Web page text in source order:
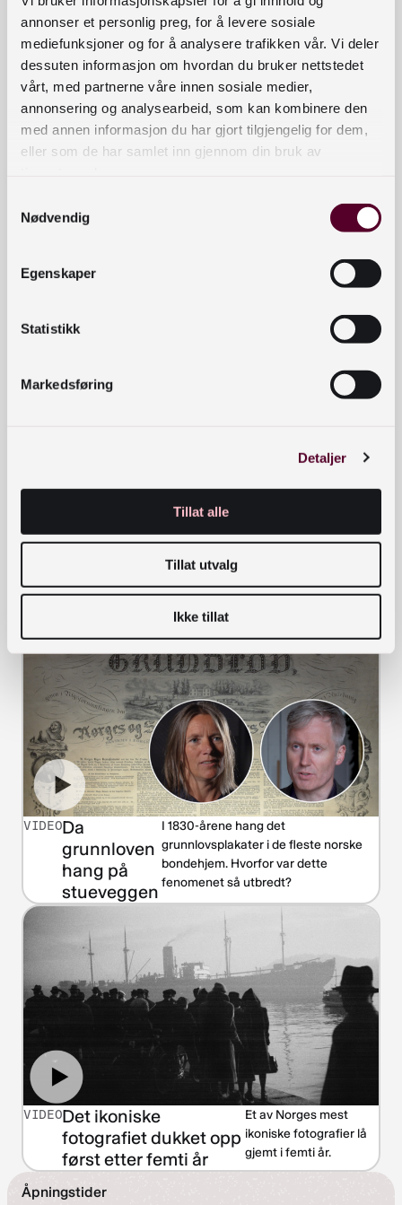
annonser et personlig preg, for å levere sosiale
mediefunksjoner og for å analysere trafikken vår. Vi deler
dessuten informasjon om hvordan du bruker nettstedet
vårt, med partnerne våre innen sosiale medier,
annonsering og analysearbeid, som kan kombinere den
med annen informasjon du har gjort tilgjengelig for dem,
eller som de har samlet inn gjennom din bruk av
Nødvendig
Egenskaper
Statistikk
Markedsføring
Detaljer
Tillat alle
Tillat utvalg
Ikke tillat
faste utstillingenOpplyst. Hver omvisning har sin
egen tematiske inngang og gir nye perspektiver
på samlingen og kulturhistorien.
I omvisningenSvartmetall: motkultur og
kulturarvspisser vi ørene mot et av Norges mest
internasjonalt. I juni markerer vi
, en omvisning om
VIDEO Draumkvedet kunne gått tapt for all tid
VIDEODa
grunnloven
hang på
stueveggen
I 1830-årene hang det
grunnlovsplakater i de fleste norske
bondehjem. Hvorfor var dette
fenomenet så utbredt?
VIDEODet ikoniske
fotografiet dukket opp
først etter femti år
Et av Norges mest
ikoniske fotografier lå
gjemt i femti år.
Åpningstider